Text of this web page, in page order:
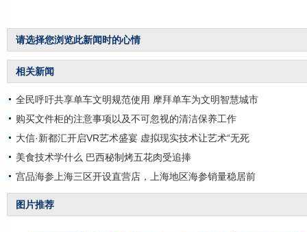
请选择您浏览此新闻时的心情
相关新闻
全民呼吁共享单车文明规范使用 摩拜单车为文明智慧城市
购买文件柜的注意事项以及不可忽视的清洁保养工作
大信·新都汇开启VR艺术盛宴 虚拟现实技术让艺术“无死
美食技术学什么 巴西秘制烤五花肉受追捧
宫品海参上海三区开设直营店，上海地区海参销量稳居前
图片推荐